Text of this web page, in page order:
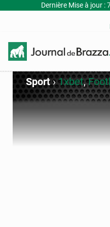
Dernière Mise à jour :
Sport›1xbet,